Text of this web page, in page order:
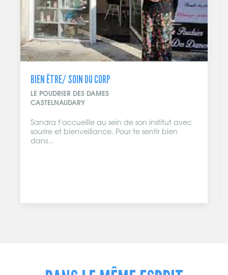
BIEN ÊTRE/ SOIN DU CORP
LE POUDRIER DES DAMES
CASTELNAUDARY
Sandra t'accueille au sein de son institut avec
sourire et bienveillance. Pour te sentir bien
dans...